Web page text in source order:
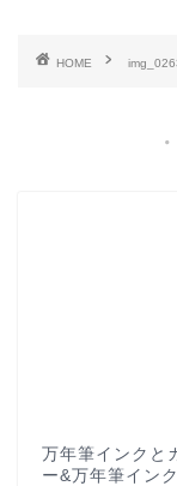
HOME
万年筆インクと
ー&万年筆イン